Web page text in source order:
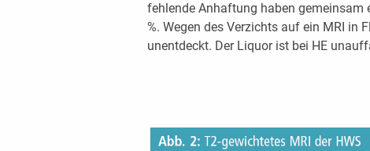
fehlende Anhaftung haben
%. Wegen des Verzichts auf ein MRI in
unentdeckt. Der Liquor ist bei HE